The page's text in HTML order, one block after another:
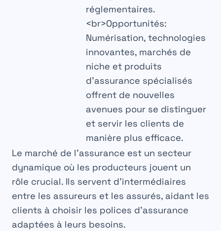
réglementaires.
<br>Opportunités:
Numérisation, technologies
innovantes, marchés de
niche et produits
d’assurance spécialisés
offrent de nouvelles
avenues pour se distinguer
et servir les clients de
manière plus efficace.
Le marché de l’assurance est un secteur
dynamique où les producteurs jouent un
rôle crucial. Ils servent d’intermédiaires
entre les assureurs et les assurés, aidant les
clients à choisir les polices d’assurance
adaptées à leurs besoins.